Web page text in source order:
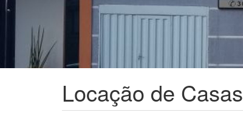
Locação de Casas